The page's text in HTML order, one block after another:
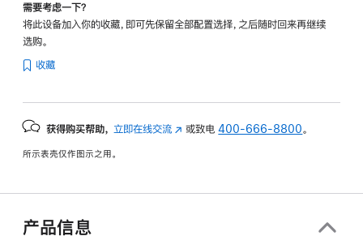
需要考虑一下？
将此设备加入你的收藏，即可先保留全部配置选择，之后随时回来再继续
选购。
收藏
获得购买帮助， 立即在线交流 (在
中
或致电400-666-8800 。
所示表壳仅作图示之用。
产品信息